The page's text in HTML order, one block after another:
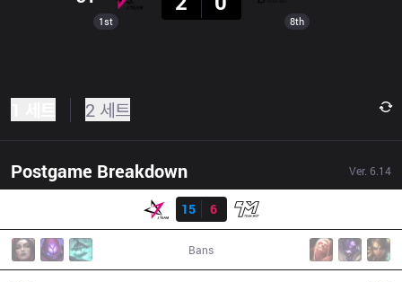
1st 8th
2 세트
Postgame Breakdown Ver. 6.14
15
6
Bans